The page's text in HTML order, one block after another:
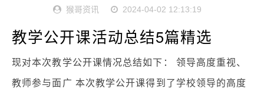
猴哥资讯 2024-04-02 12:13:19
教学公开课活动总结5篇精选
现对本次教学公开课情况总结如下： 领导高度重视、
教师参与面广 本次教学公开课得到了学校领导的高度